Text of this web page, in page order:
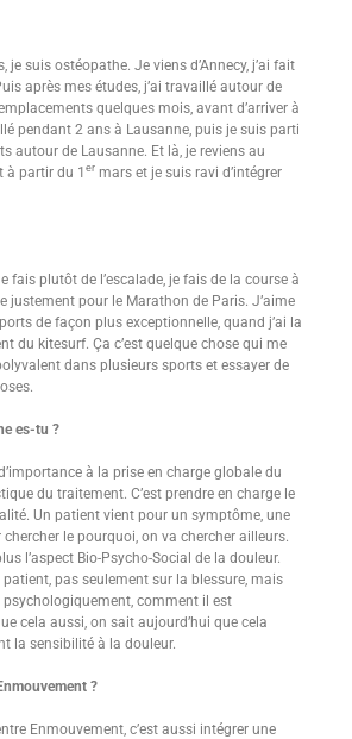
je suis ostéopathe. Je viens d’Annecy, j’ai fait
après mes études, j’ai travaillé autour de
quelques mois, avant d’arriver à
pendant 2 ans à Lausanne, puis je suis parti
autour de Lausanne. Et là, je reviens au
à partir du 1 er mars et je suis ravi d’intégrer
fais plutôt de l’escalade, je fais de la course à
justement pour le Marathon de Paris. J’aime
de façon plus exceptionnelle, quand j’ai la
du kitesurf. Ça c’est quelque chose qui me
dans plusieurs sports et essayer de
es-tu ?
à la prise en charge globale du
du traitement. C’est prendre en charge le
Un patient vient pour un symptôme, une
le pourquoi, on va chercher ailleurs.
l’aspect Bio-Psycho-Social de la douleur.
patient, pas seulement sur la blessure, mais
comment il est
cela aussi, on sait aujourd’hui que cela
la sensibilité à la douleur.
?
Enmouvement, c’est aussi intégrer une